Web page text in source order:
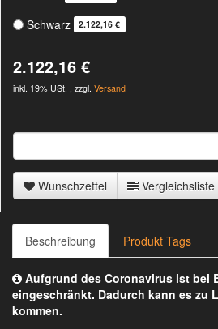
Schwarz 2.122,16 €
2.122,16 €
inkl. 19% USt. , zzgl. Versand
Wunschzettel Vergleichsliste
Beschreibung Produkt Tags
Aufgrund des Coronavirus ist bei
eingeschränkt. Dadurch kann es zu
kommen.